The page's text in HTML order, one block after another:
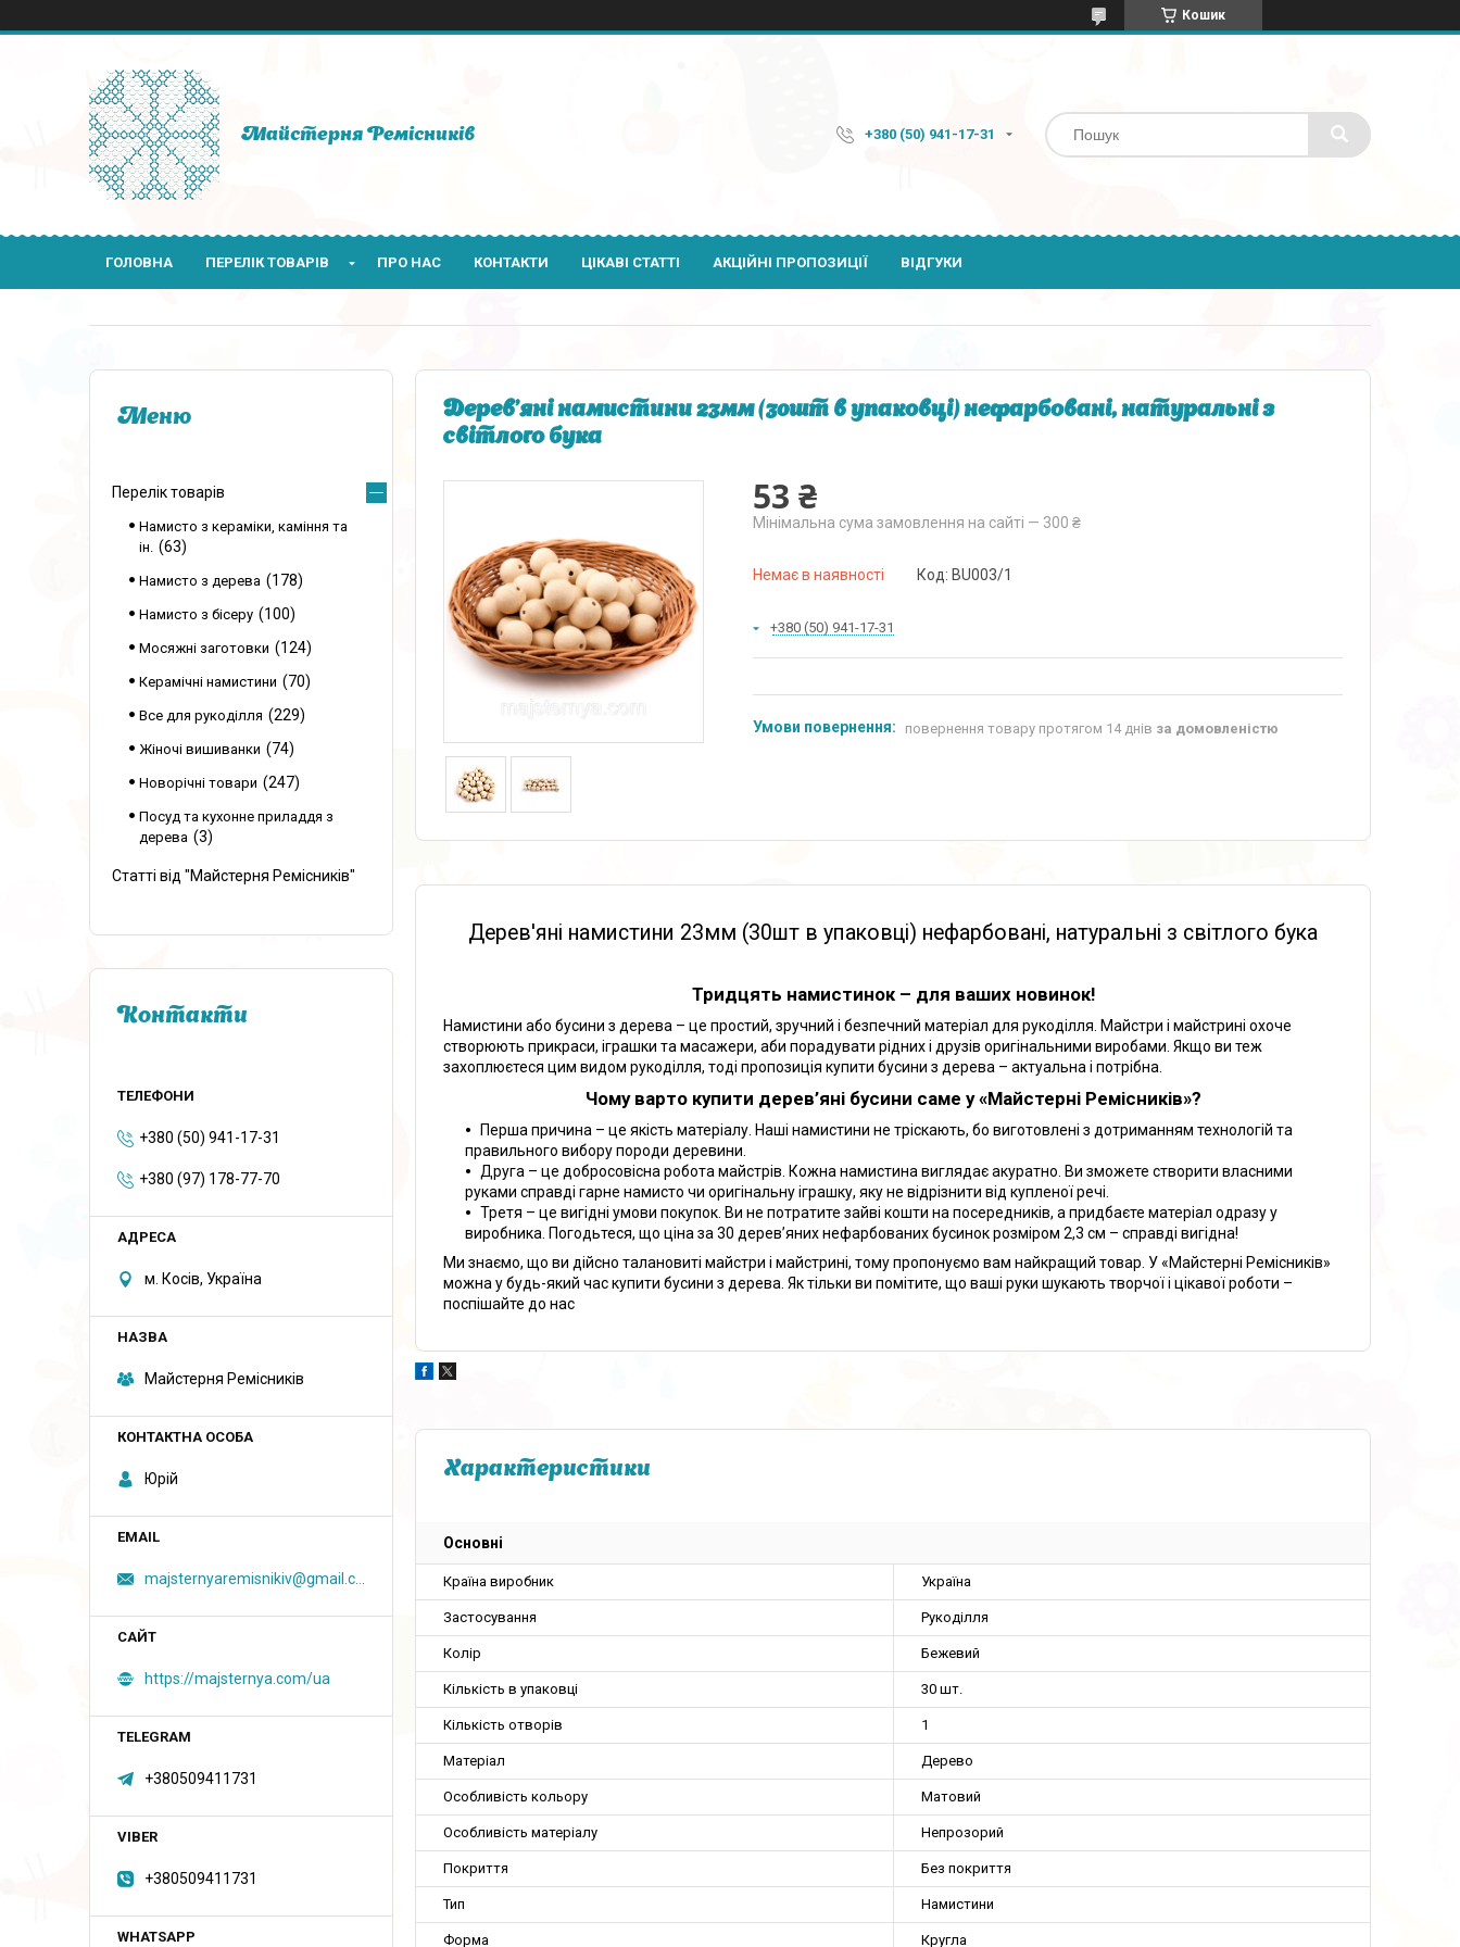
Кошик
Майстерня Ремісників +380 (50) 941-17-31
ГОЛОВНА ПЕРЕЛІК ТОВАРІВ ПРО НАС КОНТАКТИ ЦІКАВІ СТАТТІ АКЦІЙНІ ПРОПОЗИЦІЇ ВІДГУКИ
Дерев'яні намистини 23мм (30шт в упаковці) нефарбовані, натуральні з
світлого бука
53 ₴
Мінімальна сума замовлення на сайті — 300 ₴
Немає в наявності Код: BU003/1
+380 (50) 941-17-31
повернення товару протягом 14 днів за домовленістю
Дерев'яні намистини 23мм (30шт в упаковці) нефарбовані, натуральні з світлого бука
Тридцять намистинок – для ваших новинок!
Намистини або бусини з дерева – це простий, зручний і безпечний матеріал для рукоділля. Майстри і майстрині охоче
створюють прикраси, іграшки та масажери, аби порадувати рідних і друзів оригінальними виробами. Якщо ви теж
захоплюєтеся цим видом рукоділля, тоді пропозиція купити бусини з дерева – актуальна і потрібна.
Чому варто купити дерев’яні бусини саме у «Майстерні Ремісників»?
Перша причина – це якість матеріалу. Наші намистини не тріскають, бо виготовлені з дотриманням технологій та
правильного вибору породи деревини.
Друга – це добросовісна робота майстрів. Кожна намистина виглядає акуратно. Ви зможете створити власними
руками справді гарне намисто чи оригінальну іграшку, яку не відрізнити від купленої речі.
Третя – це вигідні умови покупок. Ви не потратите зайві кошти на посередників, а придбаєте матеріал одразу у
виробника. Погодьтеся, що ціна за 30 дерев’яних нефарбованих бусинок розміром 2,3 см – справді вигідна!
Ми знаємо, що ви дійсно талановиті майстри і майстрині, тому пропонуємо вам найкращий товар. У «Майстерні Ремісників»
можна у будь-який час купити бусини з дерева. Як тільки ви помітите, що ваші руки шукають творчої і цікавої роботи –
поспішайте до нас
Характеристики
Основні
Країна виробник Україна
Застосування Рукоділля
Колір Бежевий
Кількість в упаковці 30 шт.
Кількість отворів 1
Матеріал Дерево
Особливість кольору Матовий
Особливість матеріалу Непрозорий
Покриття Без покриття
Тип Намистини
Форма Кругла
Перелік товарів
Намисто з кераміки, каміння та
ін.
63
Намисто з дерева 178
Намисто з бісеру 100
Мосяжні заготовки 124
Керамічні намистини 70
Все для рукоділля 229
Жіночі вишиванки 74
Новорічні товари 247
Посуд та кухонне приладдя з
дерева
3
Статті від "Майстерня Ремісників"
Контакти
+380 (50) 941-17-31
+380 (97) 178-77-70
м. Косів, Україна
Майстерня Ремісників
Юрій
https://majsternya.com/ua
+380509411731
+380509411731